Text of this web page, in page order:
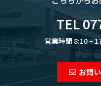
TEL
営業時間 8:10 –
お問